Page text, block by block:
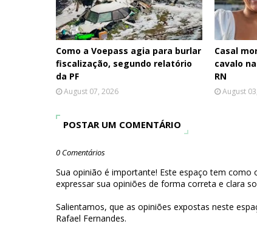
Como a Voepass agia para burlar
fiscalização, segundo relatório
da PF
August 07, 2026
Casal
cavalo
RN
August
POSTAR UM COMENTÁRIO
0 Comentários
Sua opinião é importante! Este espaço tem
expressar sua opiniões de forma correta e clara
Salientamos, que as opiniões expostas neste
Rafael Fernandes.